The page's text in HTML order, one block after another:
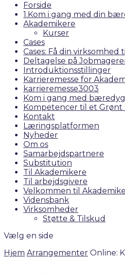
Forside
1.Kom i gang med din
Akademikere
Kurser
Cases
Cases: Få din
Deltagelse på
Introduktionsstillinger
Karrieremesse for
karrieremesse3003
Kom i gang med
Kompetencer til et Grønt
Kontakt
Læringsplatformen
Nyheder
Om os
Samarbejdspartnere
Substitution
Til Akademikere
Til arbejdsgivere
Velkommen til
Vidensbank
Virksomheder
Støtte & Tilskud
Vælg en side
Hjem Arrangementer Online: